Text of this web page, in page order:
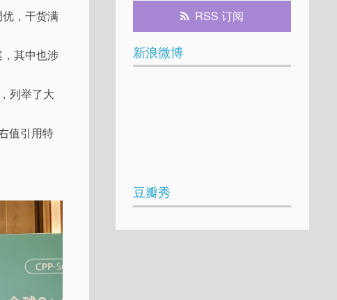
，干货满
其中也涉
列举了大
值引用特
RSS 订阅
新浪微博
豆瓣秀